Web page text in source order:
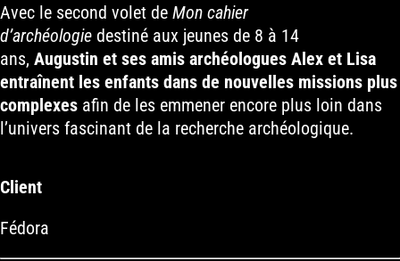
Avec le second volet de Mon cahier
d’archéologiedestiné aux jeunes de 8 à 14
ans, Augustin et ses amis archéologues Alex et Lisa
entraînent les enfants dans de nouvelles missions plus
complexesafin de les emmener encore plus loin dans
l’univers fascinant de la recherche archéologique.
Client
Fédora